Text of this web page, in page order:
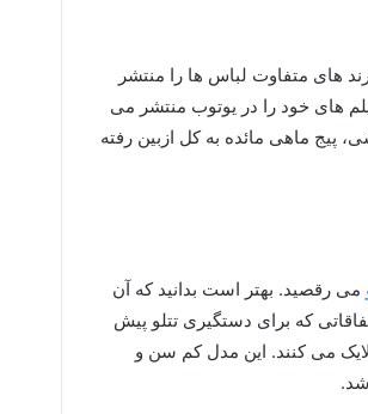
های متفاوت لباس ها را منتشر
های خود را در یوتوب منتشر می
پیج ماهی مائده به کل ازبین رفته
می رقصید. بهتر است بدانید که آن
که برای دستگیری تتلو پیش
می کنند. این مدل کم سن و